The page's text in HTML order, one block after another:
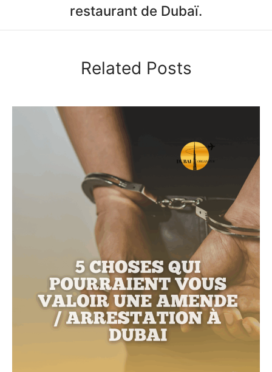
restaurant de Dubaï.
Related Posts